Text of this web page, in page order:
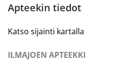
Apteekin tiedot
Katso sijainti kartalla
ILMAJOEN APTEEKKI